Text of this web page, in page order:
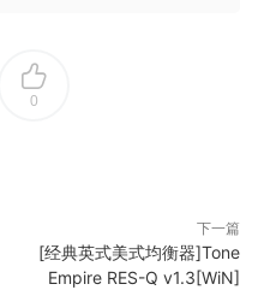
造性表达的潜力是无限的。
他一系列创意。自从引入
的重要组成部分。其中包括
方面。其他突出的功能包括
0
下一篇
[经典英式美式均衡器]Tone
Empire RES-Q v1.3[WiN]